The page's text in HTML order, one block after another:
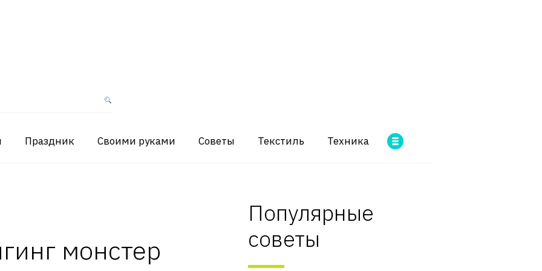
Праздник Своими руками Советы Текстиль Техника
монстер
Популярные
советы